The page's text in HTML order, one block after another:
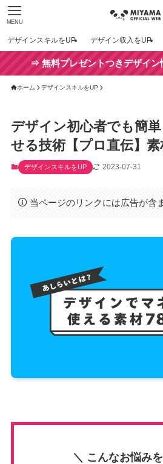
MENU
デザインスキルをUP デザイン収入をUP
⇒ 無料プレゼントつきデザイン
ホーム デザインスキルをUP
デザイン初心者でも簡
せる技術【プロ直伝】
デザインスキルをUP 2023-07-31
当ページのリンクには広告が含
＼ こんなお悩み